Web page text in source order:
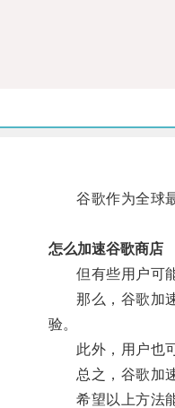
谷歌作为全球最
怎么加速谷歌商店
但有些用户可能
那么，谷歌加速
验。
此外，用户也可
总之，谷歌加速
希望以上方法能